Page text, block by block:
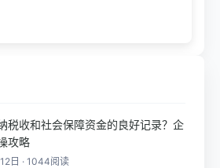
税收和社会保障资金的良好记录？企
攻略
日 · 1044阅读